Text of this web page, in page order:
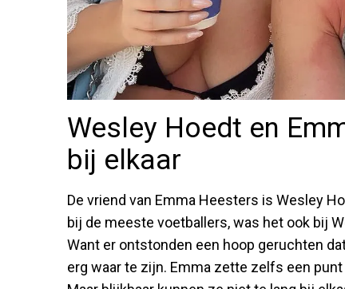
Wesley Hoedt en
bij elkaar
De vriend van Emma Heesters is Wesley
bij de meeste voetballers, was het ook bij
Want er ontstonden een hoop geruchten
erg waar te zijn. Emma zette zelfs een